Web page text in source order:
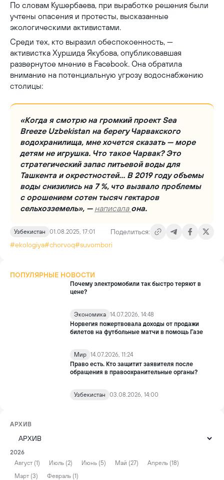
По словам Кушербаева, при выработке решения были
учтены опасения и протесты, высказанные
экологическими активистами.
Среди тех, кто выразил обеспокоенность, —
активистка Хуршида Якубова, опубликовавшая
развернутое мнение в Facebook. Она обратила
внимание на потенциальную угрозу водоснабжению
столицы:
«Когда я смотрю на громкий проект Sea
Breeze Uzbekistan на берегу Чарвакского
водохранилища, мне хочется сказать — море
детям не игрушка. Что такое Чарвак? Это
стратегический запас питьевой воды для
Ташкента и окрестностей… В 2019 году объемы
воды снизились на 7 %, что вызвало проблемы
с орошением сотен тысяч гектаров
сельхозземель», — написала она.
Узбекистан 01.08.2025, 17:01
Поделиться:
#ekologiya#chorvoq#suvombori
ПОПУЛЯРНЫЕ НОВОСТИ
Почему электромобили так быстро теряют в
цене?
Экономика 14.07.2026, 14:48
Норвегия пожертвовала доходы от продажи
билетов на футбольные матчи в помощь Газе
Мир 14.07.2026, 11:24
Право есть. Кто защитит заявителя после
обращения в правоохранительные органы?
Узбекистан 03.08.2026, 14:00
АРХИВ
2026
Август (1)
Июль (2) Июнь (5) Май (27)
Апрель (18)
Март (3)
Февраль (1)